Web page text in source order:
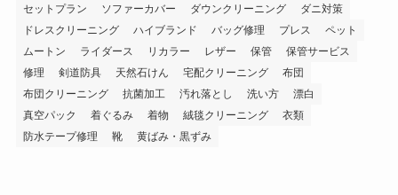
セットプラン
ソファーカバー ダウンクリーニング
ダニ対策
ドレスクリーニング
ハイブランド バッグ修理 プレス
ペット
ムートン
ライダース リカラー レザー 保管
保管サービス
修理
剣道防具 天然石けん 宅配クリーニング
布団
布団クリーニング
抗菌加工 汚れ落とし 洗い方
漂白
真空パック
着ぐるみ 着物 絨毯クリーニング
衣類
防水テープ修理
靴 黄ばみ・黒ずみ